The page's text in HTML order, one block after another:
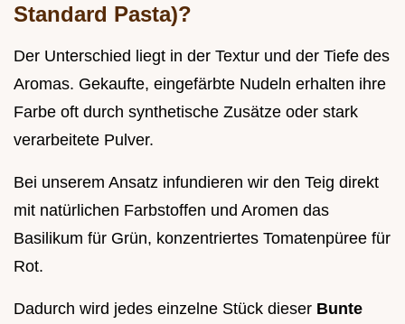
Standard Pasta)?
Der Unterschied liegt in der Textur und der Tiefe des
Aromas. Gekaufte, eingefärbte Nudeln erhalten ihre
Farbe oft durch synthetische Zusätze oder stark
verarbeitete Pulver.
Bei unserem Ansatz infundieren wir den Teig direkt
mit natürlichen Farbstoffen und Aromen das
Basilikum für Grün, konzentriertes Tomatenpüree für
Rot.
Dadurch wird jedes einzelne Stück dieser Bunte